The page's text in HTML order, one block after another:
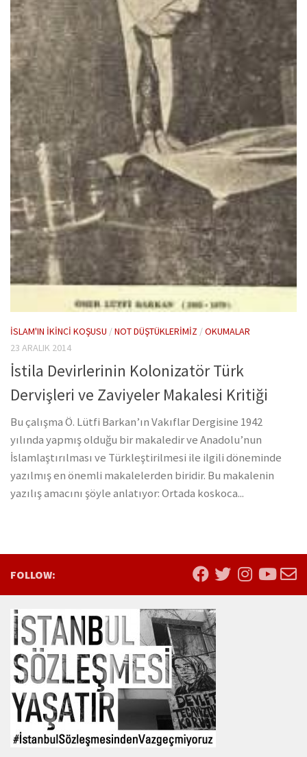
İSLAM'IN İKINCI KOŞUSU /NOT DÜŞTÜKLERIMIZ /OKUMALAR
23 ARALIK 2014
İstila Devirlerinin Kolonizatör Türk
Dervişleri ve Zaviyeler Makalesi Kritiği
Bu çalışma Ö. Lütfi Barkan’ın Vakıflar Dergisine 1942
yılında yapmış olduğu bir makaledir ve Anadolu’nun
İslamlaştırılması ve Türkleştirilmesi ile ilgili döneminde
yazılmış en önemli makalelerden biridir. Bu makalenin
yazılış amacını şöyle anlatıyor: Ortada koskoca...
FOLLOW: